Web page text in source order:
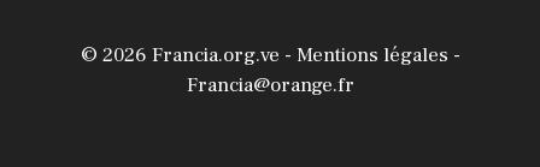
© 2026 Francia.org.ve - Mentions légales -
Francia@orange.fr